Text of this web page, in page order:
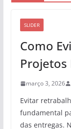
SLIDER
Como
Projetos
março 3, 2026
Evitar
fundamental
das entregas.